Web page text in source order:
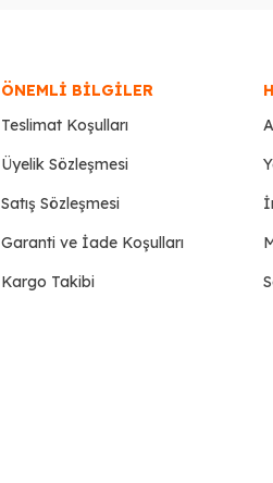
ÖNEMLI BILGILER
Teslimat Koşulları
Üyelik Sözleşmesi
Satış Sözleşmesi
Garanti ve İade Koşulları
Kargo Takibi